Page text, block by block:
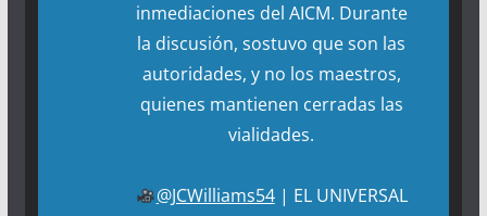
inmediaciones del AICM. Durante
la discusión, sostuvo que son las
autoridades, y no los maestros,
quienes mantienen cerradas las
vialidades.
@JCWilliams54| EL UNIVERSAL